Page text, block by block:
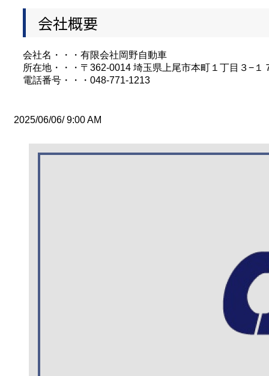
会社概要
会社名・・・有限会社岡野自動車
所在地・・・〒362-0014 埼玉県上尾市本町１丁目３−１
電話番号・・・048-771-1213
2025/06/06/ 9:00 AM